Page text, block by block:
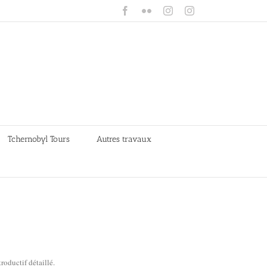
Facebook
FlickrInstagramInstagram
Tchernobyl Tours Autres travaux
détaillé.